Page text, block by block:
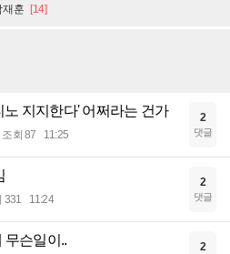
훈 [14]
노 지지한다' 어쩌라는 건가
조회 87 11:25
2
댓글
331 11:24
2
댓글
무슨일이.. 2